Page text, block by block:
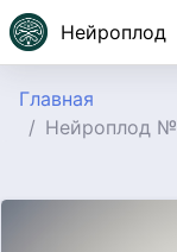
Нейроплод
Главная
Нейроплод